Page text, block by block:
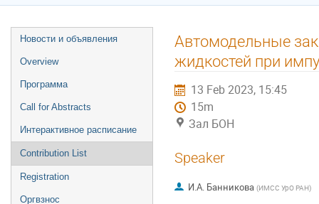
Event
menu
Новости и объявления
Overview
Программа
Call for Abstracts
Интерактивное расписание
Contribution List
Registration
Оргвзнос
Автомодельные
жидкостей при
13 Feb 2023, 15:45
15m
Зал БОН
Speaker
И.А. Банникова (ИМСС УрО РАН)